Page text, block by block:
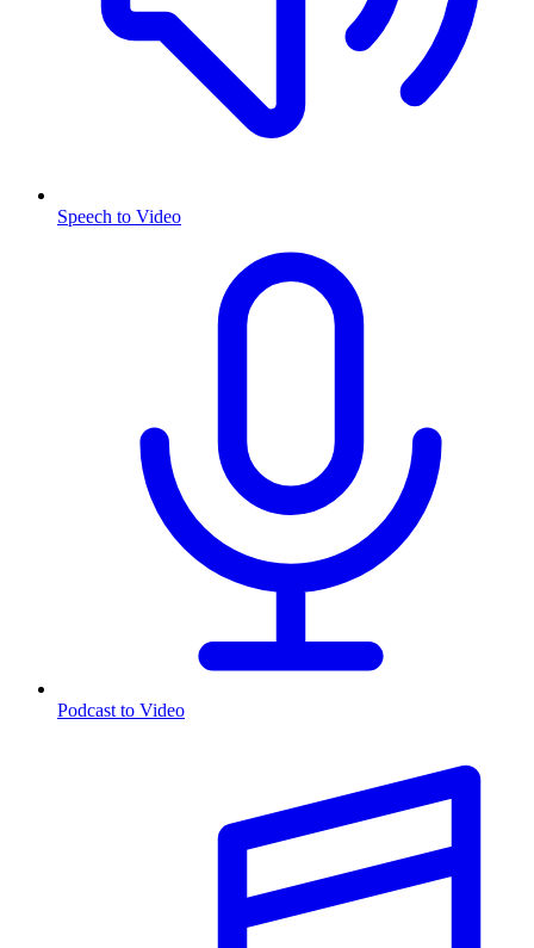
Speech to Video
Podcast to Video